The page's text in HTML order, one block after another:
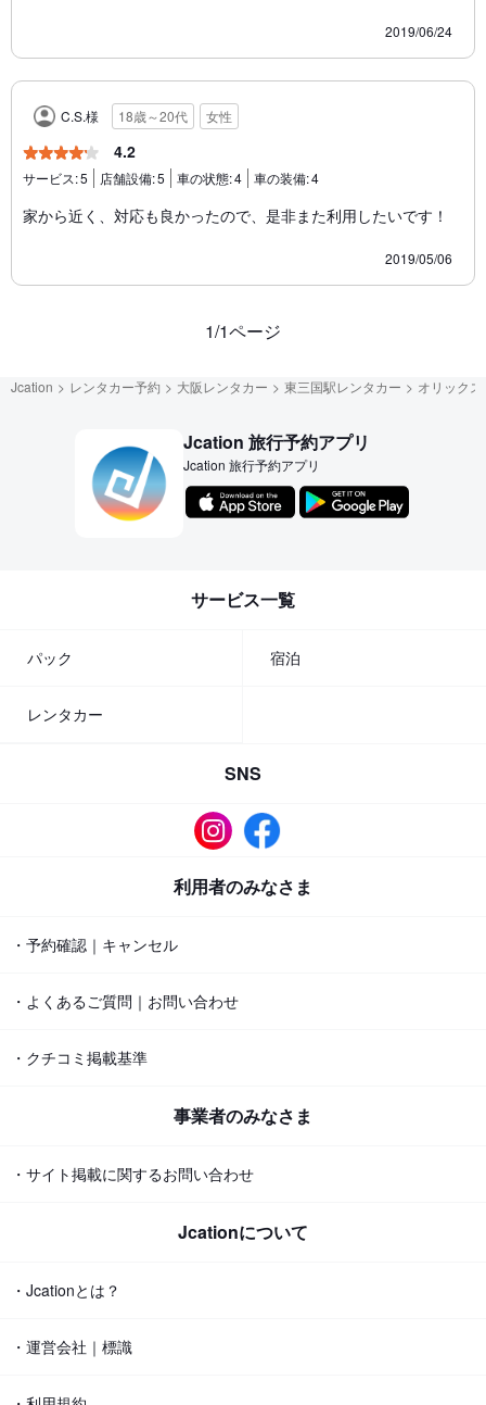
2019/06/24
C.S.様 18歳～20代 女性
4.2
サービス:5 店舗設備:5 車の状態:4 車の装備:4
家から近く、対応も良かったので、是非また利用したいです！
2019/05/06
1/1ページ
Jcation レンタカー予約 大阪レンタカー 東三国駅レンタカー オリック
Jcation 旅行予約アプリ
Jcation 旅行予約アプリ
サービス一覧
パック 宿泊
レンタカー
SNS
利用者のみなさま
・予約確認｜キャンセル
・よくあるご質問｜お問い合わせ
・クチコミ掲載基準
事業者のみなさま
・サイト掲載に関するお問い合わせ
Jcationについて
・Jcationとは？
・運営会社｜標識